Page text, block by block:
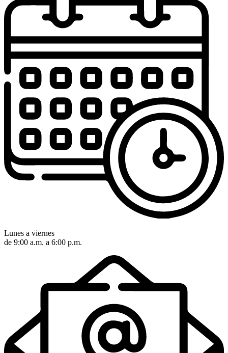
Lunes a viernes
de 9:00 a.m. a 6:00 p.m.